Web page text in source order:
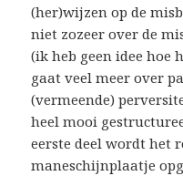
(her)wijzen op de
niet zozeer over de
(ik heb geen idee hoe
gaat veel meer over
(vermeende)
heel mooi
eerste deel wordt het
maneschijnplaatje